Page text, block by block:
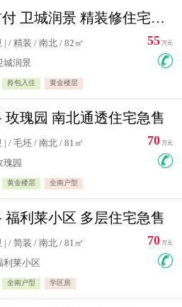
超低首付 卫城润景 精装修住宅急售 可公积金贷款
| / 精装 / 南北 / 82㎡
城润景
拎包入住 黄金楼层
55 万元
玫瑰园 南北通透住宅急售
| / 毛坯 / 南北 / 81㎡
瑰园
黄金楼层 全南户型
70 万元
福利莱小区 多层住宅急售
| / 简装 / 南北 / 81㎡
利莱小区
全南户型 学区房
70 万元